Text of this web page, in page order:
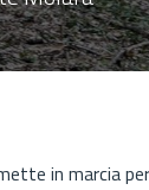
in marcia